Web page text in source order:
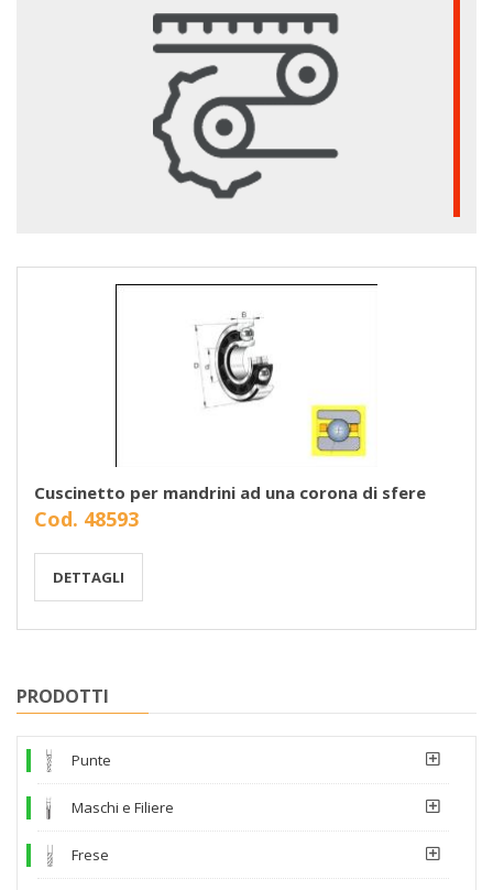
Cuscinetto per mandrini ad una corona di sfere
Cod. 48593
DETTAGLI
PRODOTTI
Punte
Maschi e Filiere
Frese